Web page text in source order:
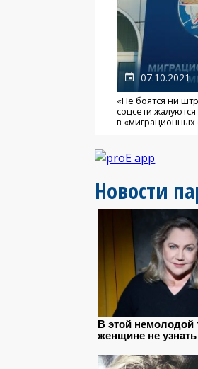
07.10.2021
«Не боятся ни
соцсети
в «миграционных
Новости